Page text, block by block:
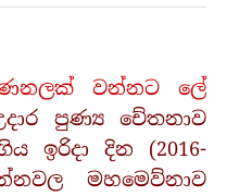
වන්නට ලේ
පුණ්‍ය චේතනාව
ඉරිදා දින (2016-
මහමෙව්නාව